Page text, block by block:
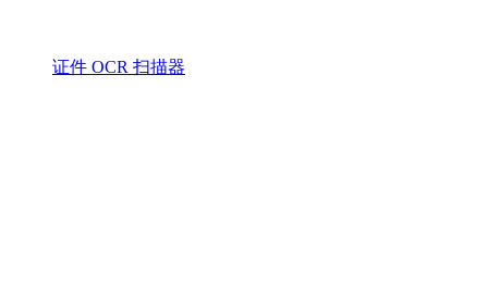
证件 OCR 扫描器